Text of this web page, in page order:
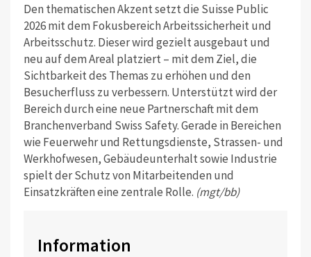
Den thematischen Akzent setzt die Suisse Public
2026 mit dem Fokusbereich Arbeits­sicherheit und
Arbeitsschutz. Dieser wird gezielt ausgebaut und
neu auf dem Areal platziert – mit dem Ziel, die
Sichtbarkeit des Themas zu erhöhen und den
Besucherfluss zu verbessern. Unterstützt wird der
Bereich durch eine neue Partnerschaft mit dem
Branchenverband Swiss Safety. Gerade in Bereichen
wie Feuerwehr und Rettungsdienste, Strassen- und
Werkhofwesen, Gebäudeunterhalt sowie Industrie
spielt der Schutz von Mitarbeitenden und
Einsatzkräften eine zentrale Rolle. (mgt/bb)
Information